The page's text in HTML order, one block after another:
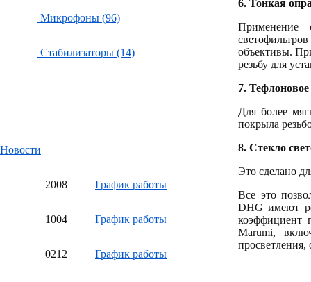
Микрофоны (96)
Стабилизаторы (14)
Новости
2008 График работы
1004 График работы
0212 График работы
6. Тонкая
Применение
объективы.
резьбу для
7.
Для более
покрыла
8. Стекло
Это сделано
Все это
DHG имеют
коэффициент
Marumi,
просветления,